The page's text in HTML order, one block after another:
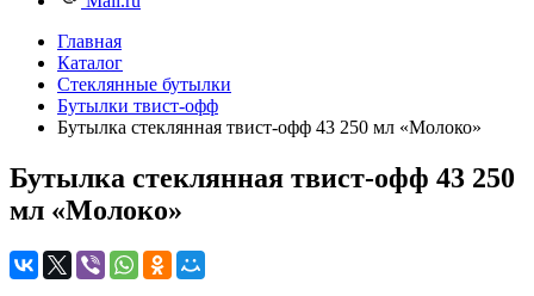
Главная
Каталог
Стеклянные бутылки
Бутылки твист-офф
Бутылка стеклянная твист-офф 43 250 мл «Молоко»
Бутылка стеклянная твист-офф 43 250
мл «Молоко»